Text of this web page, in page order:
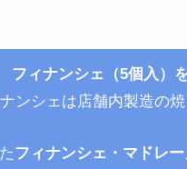
フィナンシェ（5個入）
ンシェは店舗内製造の
フィナンシェ・マドレ